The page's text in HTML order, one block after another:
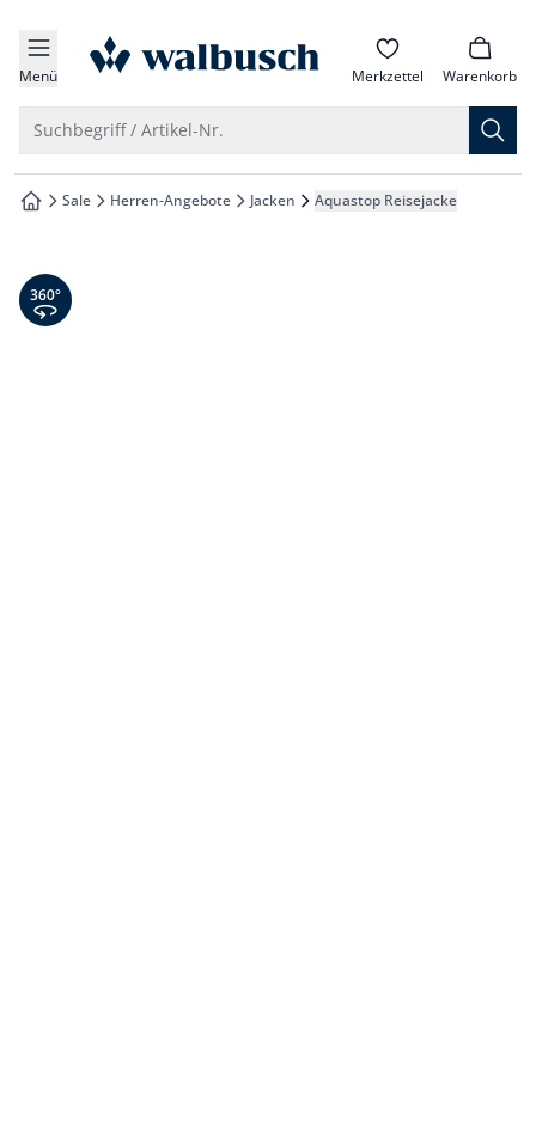
springen
springen
springen
springen
Menü zur Startseite Merkzettel Warenkorb
Suchbegriff / Artikel-Nr.
zur Startseite
Sale Herren-Angebote Jacken Aquastop Reisejacke
360° Ansicht